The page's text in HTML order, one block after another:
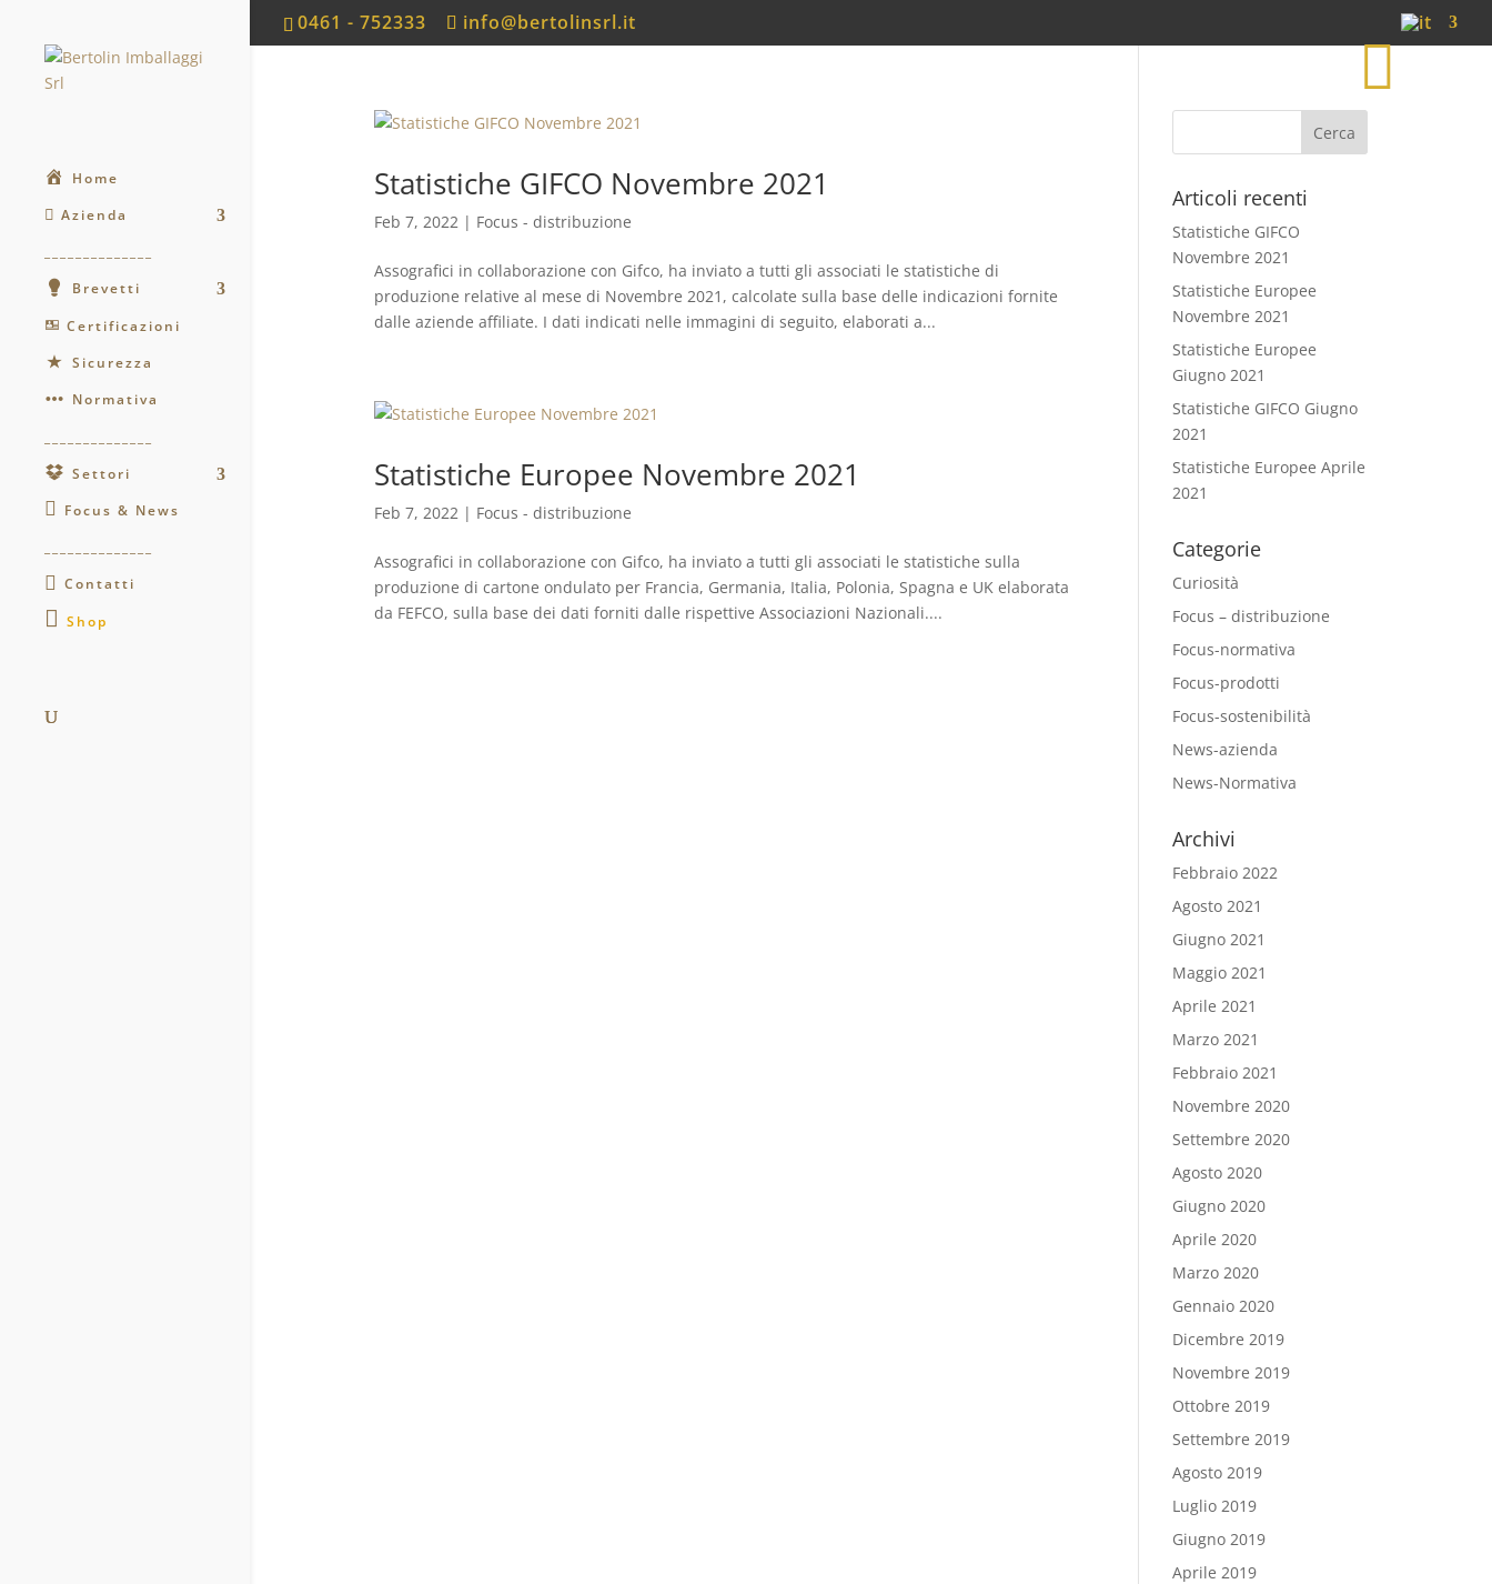
0461 - 752333
info@bertolinsrl.it
h
p
Home
Azienda
Brevetti
Certificazioni
Sicurezza
Normativa
Settori
Focus & News
Contatti
Shop
Statistiche GIFCO Novembre 2021
Feb 7, 2022| Focus - distribuzione
Assografici in collaborazione con Gifco, ha inviato a tutti gli associati le statistiche di
produzione relative al mese di Novembre 2021, calcolate sulla base delle indicazioni fornite
dalle aziende affiliate. I dati indicati nelle immagini di seguito, elaborati a...
Statistiche Europee Novembre 2021
Feb 7, 2022| Focus - distribuzione
Assografici in collaborazione con Gifco, ha inviato a tutti gli associati le statistiche sulla
produzione di cartone ondulato per Francia, Germania, Italia, Polonia, Spagna e UK elaborata
da FEFCO, sulla base dei dati forniti dalle rispettive Associazioni Nazionali....
Articoli recenti
Statistiche GIFCO
Novembre 2021
Statistiche Europee
Novembre 2021
Statistiche Europee
Giugno 2021
Statistiche GIFCO Giugno
2021
Statistiche Europee Aprile
2021
Categorie
Curiosità
Focus – distribuzione
Focus-normativa
Focus-prodotti
Focus-sostenibilità
News-azienda
News-Normativa
Archivi
Febbraio 2022
Agosto 2021
Giugno 2021
Maggio 2021
Aprile 2021
Marzo 2021
Febbraio 2021
Novembre 2020
Settembre 2020
Agosto 2020
Giugno 2020
Aprile 2020
Marzo 2020
Gennaio 2020
Dicembre 2019
Novembre 2019
Ottobre 2019
Settembre 2019
Agosto 2019
Luglio 2019
Giugno 2019
Aprile 2019